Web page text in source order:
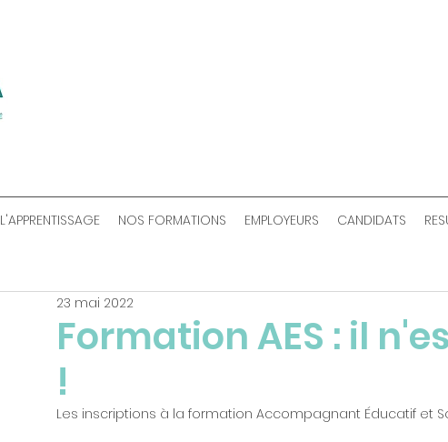
L'APPRENTISSAGE NOS FORMATIONS EMPLOYEURS CANDIDATS
Formation AES : il
!
23 mai 2022
Les inscriptions à la formation Accompagnant Éducatif et